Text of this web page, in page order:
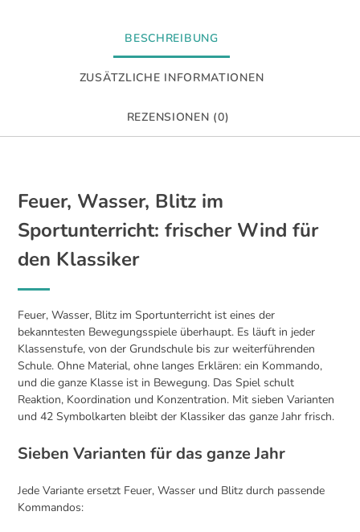
BESCHREIBUNG
ZUSÄTZLICHE INFORMATIONEN
REZENSIONEN (0)
Feuer, Wasser, Blitz im
Sportunterricht: frischer Wind für
den Klassiker
Feuer, Wasser, Blitz im Sportunterricht ist eines der
bekanntesten Bewegungsspiele überhaupt. Es läuft in jeder
Klassenstufe, von der Grundschule bis zur weiterführenden
Schule. Ohne Material, ohne langes Erklären: ein Kommando,
und die ganze Klasse ist in Bewegung. Das Spiel schult
Reaktion, Koordination und Konzentration. Mit sieben Varianten
und 42 Symbolkarten bleibt der Klassiker das ganze Jahr frisch.
Sieben Varianten für das ganze Jahr
Jede Variante ersetzt Feuer, Wasser und Blitz durch passende
Kommandos: